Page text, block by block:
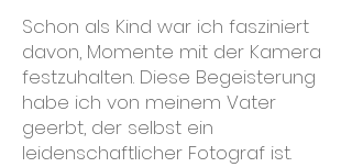
Schon als Kind war ich fasziniert
davon, Momente mit der Kamera
festzuhalten. Diese Begeisterung
habe ich von meinem Vater
geerbt, der selbst ein
leidenschaftlicher Fotograf ist.